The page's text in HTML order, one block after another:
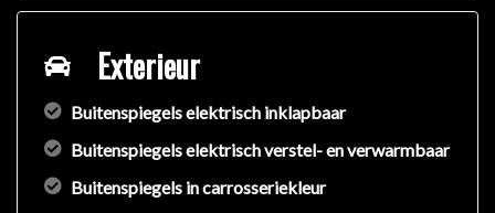
Exterieur
Buitenspiegels elektrisch inklapbaar
Buitenspiegels elektrisch verstel- en verwarmbaar
Buitenspiegels in carrosseriekleur